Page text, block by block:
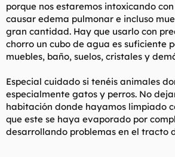
porque nos estaremos intoxicando
causar edema pulmonar e incluso
gran cantidad. Hay que usarlo con
chorro un cubo de agua es suficiente
muebles, baño, suelos, cristales y
Especial cuidado si tenéis animales
especialmente gatos y perros. No
habitación donde hayamos limpiado
que este se haya evaporado por
desarrollando problemas en el tracto